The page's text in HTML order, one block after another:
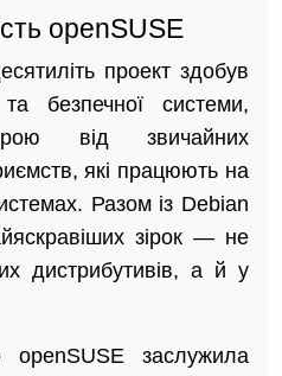
openSUSE
проект здобув
безпечної системи,
від звичайних
які працюють на
Разом із Debian
зірок — не
дистрибутивів, а й у
заслужила